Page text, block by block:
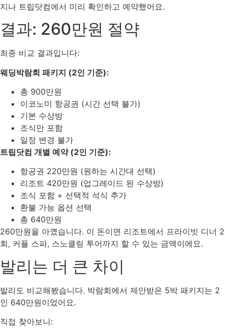
지나 트립닷컴에서 미리 확인하고 예약했어요.
결과: 260만원 절약
최종 비교 결과입니다:
웨딩박람회 패키지 (2인 기준):
총 900만원
이코노미 항공권 (시간 선택 불가)
기본 수상방
조식만 포함
일정 변경 불가
트립닷컴 개별 예약 (2인 기준):
항공권 220만원 (원하는 시간대 선택)
리조트 420만원 (업그레이드 된 수상방)
조식 포함 + 선택적 석식 추가
환불 가능 옵션 선택
총 640만원
260만원을 아꼈습니다. 이 돈이면 리조트에서 프라이빗 디너 2
회, 커플 스파, 스노클링 투어까지 할 수 있는 금액이에요.
발리는 더 큰 차이
발리도 비교해봤습니다. 박람회에서 제안받은 5박 패키지는 2
인 640만원이었어요.
직접 찾아보니: